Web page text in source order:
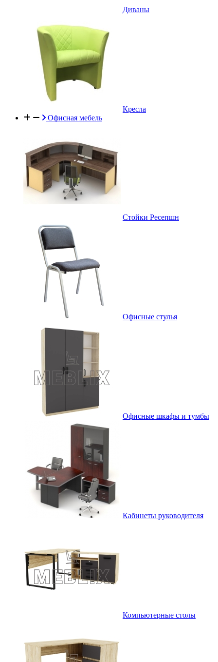
Диваны
Кресла
Офисная мебель
Стойки Ресепшн
Офисные стулья
Офисные шкафы и тумбы
Кабинеты руководителя
Компьютерные столы